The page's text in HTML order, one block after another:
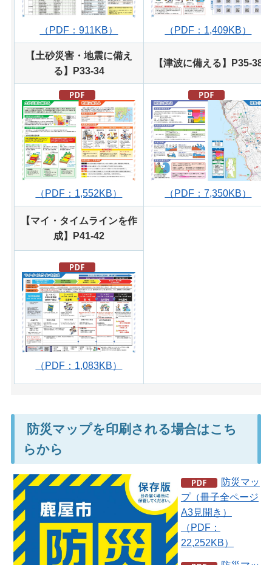
（PDF：911KB） （PDF：1,409KB）
【土砂災害・地震に備え
る】P33-34
【津波に備える】P35-38
（PDF：1,552KB） （PDF：7,350KB）
【マイ・タイムラインを作
成】P41-42
（PDF：1,083KB）
防災マップを印刷される場合はこち
らから
防災マッ
プ（冊子全ページ
A3見開き）
（PDF：
22,252KB）